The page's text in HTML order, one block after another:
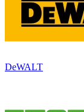
DeWALT